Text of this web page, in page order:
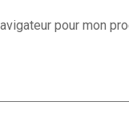
pour mon